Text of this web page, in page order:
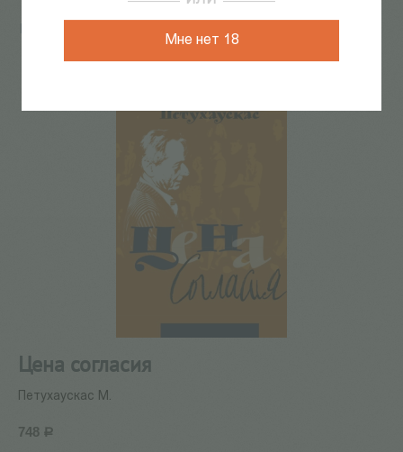
Мне нет 18
КАТАЛОГ КНИГ театр
Цена согласия
Петухаускас М.
748 Р